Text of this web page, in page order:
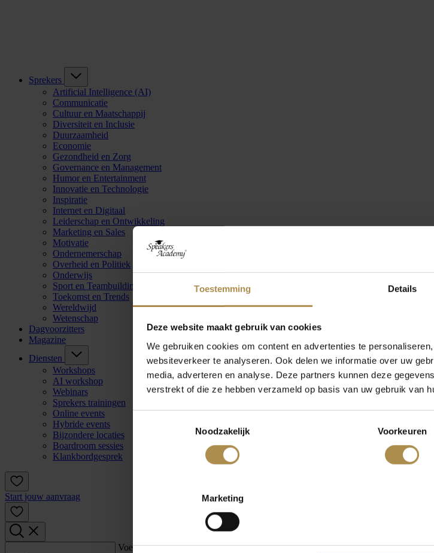
Toestemming Details
Deze website maakt gebruik van cookies
We gebruiken cookies om content en advertenties te
websiteverkeer te analyseren. Ook delen we informatie over uw
media, adverteren en analyse. Deze partners kunnen deze
verstrekt of die ze hebben verzameld op basis van uw gebruik van
Noodzakelijk
Voorkeuren
Marketing
Sprekers
Artificial Intelligence (AI)
Communicatie
Cultuur en Maatschappij
Diversiteit en Inclusie
Duurzaamheid
Economie
Gezondheid en Zorg
Governance en Management
Humor en Entertainment
Innovatie en Technologie
Inspiratie
Internet en Digitaal
Leiderschap en Ontwikkeling
Marketing en Sales
Motivatie
Ondernemerschap
Overheid en Politiek
Onderwijs
Sport en Teambuilding
Toekomst en Trends
Wereldwijd
Wetenschap
Dagvoorzitters
Magazine
Diensten
Workshops
AI workshop
Webinars
Sprekers trainingen
Online events
Hybride events
Bijzondere locaties
Boardroom sessies
Klankbordgesprek
Start jouw aanvraag
Voer een zoekterm in: